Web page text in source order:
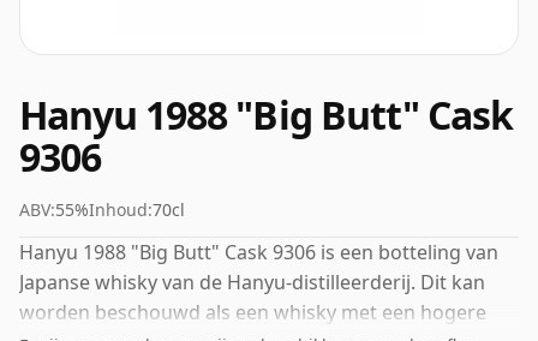
Hanyu 1988 "Big Butt" Cask
9306
ABV:55%Inhoud:70cl
Hanyu 1988 "Big Butt" Cask 9306 is een botteling van
Japanse whisky van de Hanyu-distilleerderij. Dit kan
worden beschouwd als een whisky met een hogere